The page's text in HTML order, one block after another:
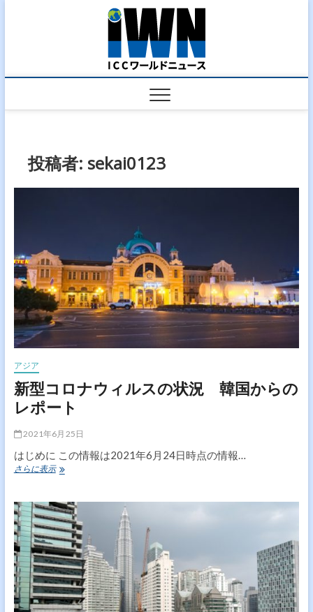
ルドニ
ュース
投稿者: sekai0123
アジア
新型コロナウィルスの状況 韓国からの
レポート
2021年6月25日
はじめに この情報は2021年6月24日時点の情報…
さらに表示新
ロ
ナ
ウ
ィ
ル
ス
の
状
況